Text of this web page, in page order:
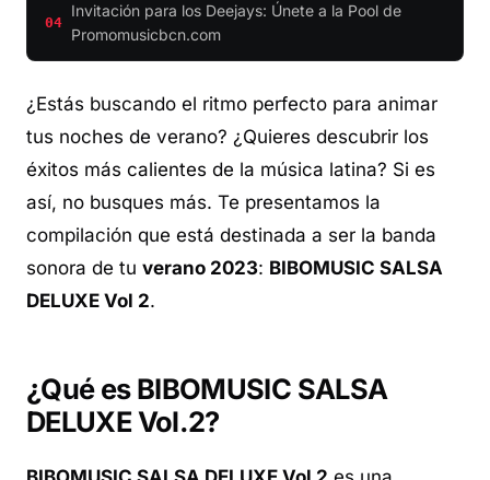
04
Invitación para los Deejays: Únete a la Pool de
Promomusicbcn.com
¿Estás buscando el ritmo perfecto para animar
tus noches de verano? ¿Quieres descubrir los
éxitos más calientes de la música latina? Si es
así, no busques más. Te presentamos la
compilación que está destinada a ser la banda
sonora de tu verano 2023: BIBOMUSIC SALSA
DELUXE Vol 2.
¿Qué es BIBOMUSIC SALSA
DELUXE Vol.2?